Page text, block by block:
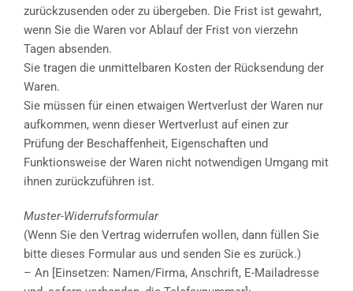
zurückzusenden oder zu übergeben. Die Frist ist gewahrt,
wenn Sie die Waren vor Ablauf der Frist von vierzehn
Tagen absenden.
Sie tragen die unmittelbaren Kosten der Rücksendung der
Waren.
Sie müssen für einen etwaigen Wertverlust der Waren nur
aufkommen, wenn dieser Wertverlust auf einen zur
Prüfung der Beschaffenheit, Eigenschaften und
Funktionsweise der Waren nicht notwendigen Umgang mit
ihnen zurückzuführen ist.
Muster-Widerrufsformular
(Wenn Sie den Vertrag widerrufen wollen, dann füllen Sie
bitte dieses Formular aus und senden Sie es zurück.)
– An [Einsetzen: Namen/Firma, Anschrift, E-Mailadresse